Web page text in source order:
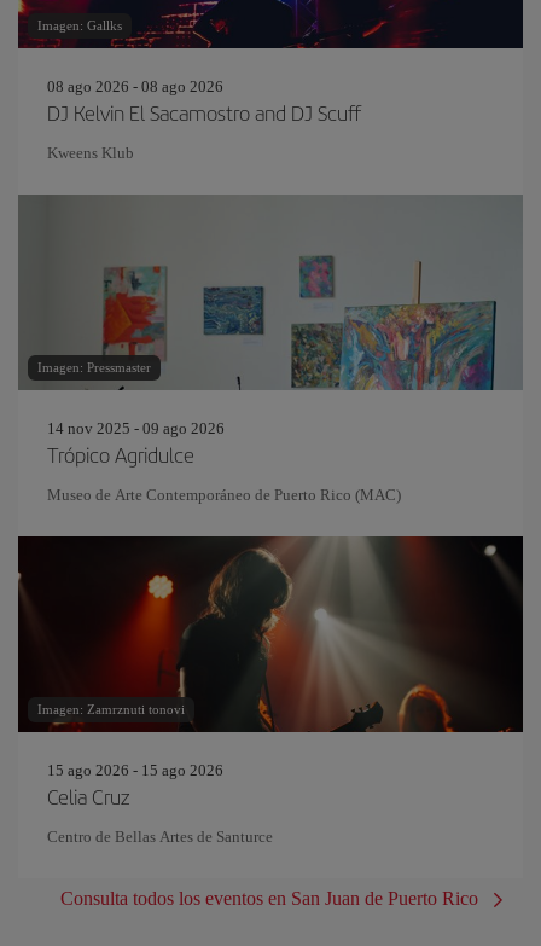
Imagen: Gallks
08 ago 2026 - 08 ago 2026
DJ Kelvin El Sacamostro and DJ Scuff
Kweens Klub
Imagen: Pressmaster
14 nov 2025 - 09 ago 2026
Trópico Agridulce
Museo de Arte Contemporáneo de Puerto Rico (MAC)
Imagen: Zamrznuti tonovi
15 ago 2026 - 15 ago 2026
Celia Cruz
Centro de Bellas Artes de Santurce
Consulta todos los eventos en San Juan de Puerto Rico